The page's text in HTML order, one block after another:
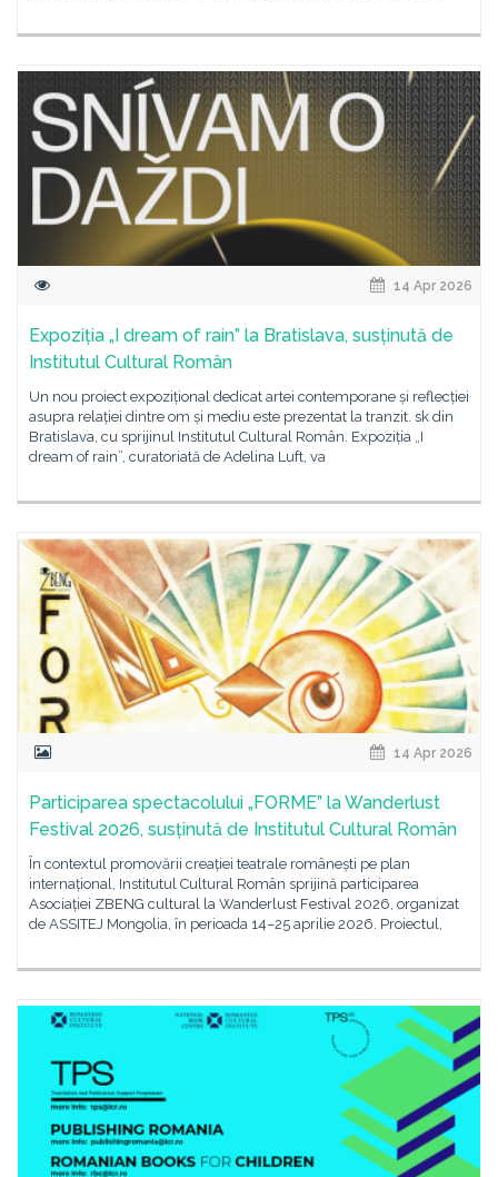
14 Apr 2026
Expoziția „I dream of rain” la Bratislava, susținută de
Institutul Cultural Român
Un nou proiect expozițional dedicat artei contemporane și reflecției
asupra relației dintre om și mediu este prezentat la tranzit. sk din
Bratislava, cu sprijinul Institutul Cultural Român. Expoziția „I
dream of rain”, curatoriată de Adelina Luft, va
14 Apr 2026
Participarea spectacolului „FORME” la Wanderlust
Festival 2026, susținută de Institutul Cultural Român
În contextul promovării creației teatrale românești pe plan
internațional, Institutul Cultural Român sprijină participarea
Asociației ZBENG cultural la Wanderlust Festival 2026, organizat
de ASSITEJ Mongolia, în perioada 14–25 aprilie 2026. Proiectul,